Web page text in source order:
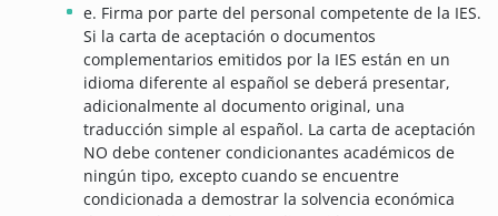
e. Firma por parte del personal competente de la IES.
Si la carta de aceptación o documentos
complementarios emitidos por la IES están en un
idioma diferente al español se deberá presentar,
adicionalmente al documento original, una
traducción simple al español. La carta de aceptación
NO debe contener condicionantes académicos de
ningún tipo, excepto cuando se encuentre
condicionada a demostrar la solvencia económica